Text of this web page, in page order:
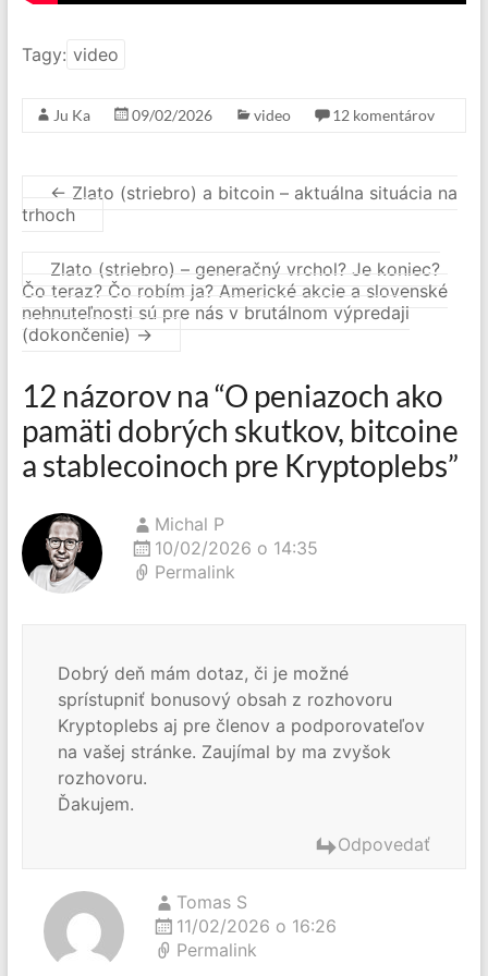
Tagy: video
Ju Ka 09/02/2026 video 12 komentárov
← Zlato (striebro) a bitcoin – aktuálna situácia na
trhoch
Zlato (striebro) – generačný vrchol? Je koniec?
Čo teraz? Čo robím ja? Americké akcie a slovenské
nehnuteľnosti sú pre nás v brutálnom výpredaji
(dokončenie) →
12 názorov na “O peniazoch ako
pamäti dobrých skutkov, bitcoine
a stablecoinoch pre Kryptoplebs”
Michal P
10/02/2026 o 14:35
Permalink
Dobrý deň mám dotaz, či je možné
sprístupniť bonusový obsah z rozhovoru
Kryptoplebs aj pre členov a podporovateľov
na vašej stránke. Zaujímal by ma zvyšok
rozhovoru.
Ďakujem.
Odpovedať
Tomas S
11/02/2026 o 16:26
Permalink